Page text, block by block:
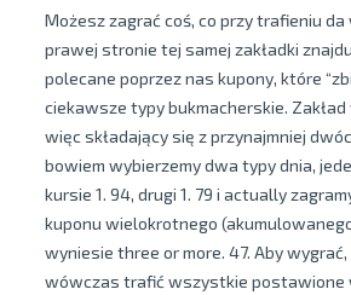
Możesz zagrać coś, co przy trafieniu da
prawej stronie tej samej zakładki
polecane poprzez nas kupony, które
ciekawsze typy bukmacherskie.
więc składający się z przynajmniej
bowiem wybierzemy dwa typy dnia,
kursie 1. 94, drugi 1. 79 i actually
kuponu wielokrotnego
wyniesie three or more. 47. Aby
wówczas trafić wszystkie postawione